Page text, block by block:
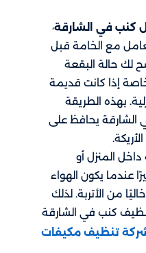
كنب في الشارقة،
مع الخامة قبل
لك حالة البقعة
إذا كانت قديمة
بهذه الطريقة
يحافظ على
المنزل أو
عندما يكون الهواء
من الأتربة. لذلك
كنب في الشارقة
تنظيف مكيفات